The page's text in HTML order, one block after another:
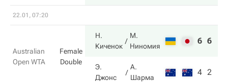
22.01, 07:20
Australian
Open WTA
Female
Double
Н.
Киченок
М.
Ниномия
6 6
Э.
Джонс
А.
Шарма
4 2